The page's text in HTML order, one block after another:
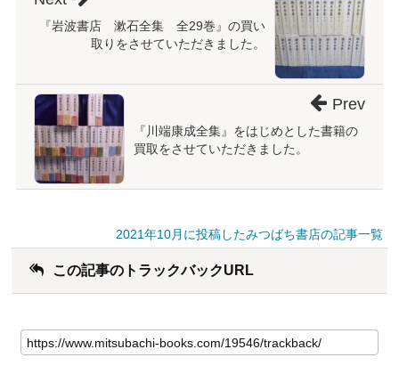
『岩波書店 漱石全集 全29巻』の買い
取りをさせていただきました。
『川端康成全集』をはじめとした書籍の
買取をさせていただきました。
Prev
2021年10月に投稿したみつばち書店の記事一覧
この記事のトラックバックURL